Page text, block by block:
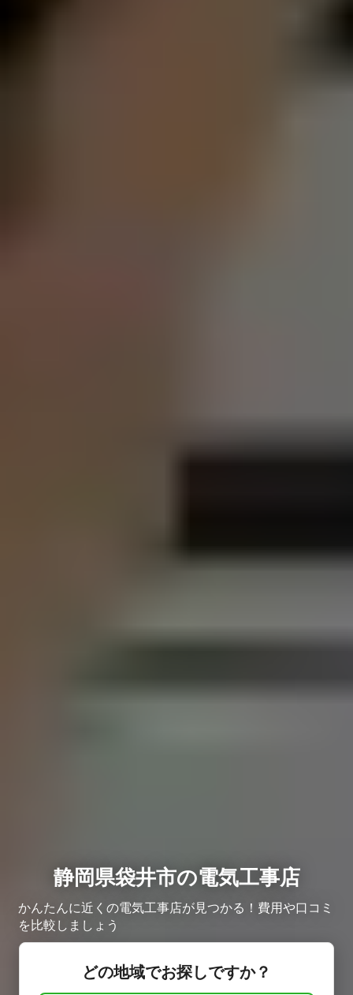
静岡県袋井市の電気工事店
かんたんに近くの電気工事店が見つかる！費用や口コミ
を比較しましょう
どの地域でお探しですか？